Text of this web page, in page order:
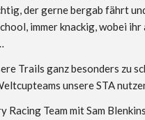
der gerne bergab fährt
immer knackig, wobei
Trails ganz besonders zu
unsere STA
Racing Team mit Sam